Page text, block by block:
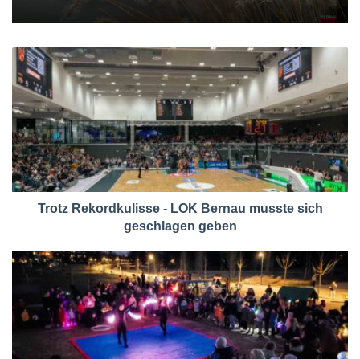
Trotz Rekordkulisse - LOK Bernau musste sich
geschlagen geben